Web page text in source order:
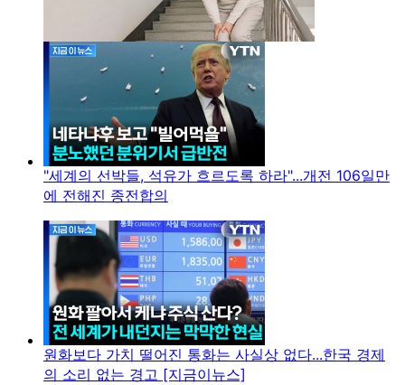
"세계의 선박들, 석유가 흐르도록 하라"...개전 106일만
에 전해진 종전합의
원화보다 가치 떨어진 통화는 사실상 없다...한국 경제
의 소리 없는 경고 [지금이뉴스]